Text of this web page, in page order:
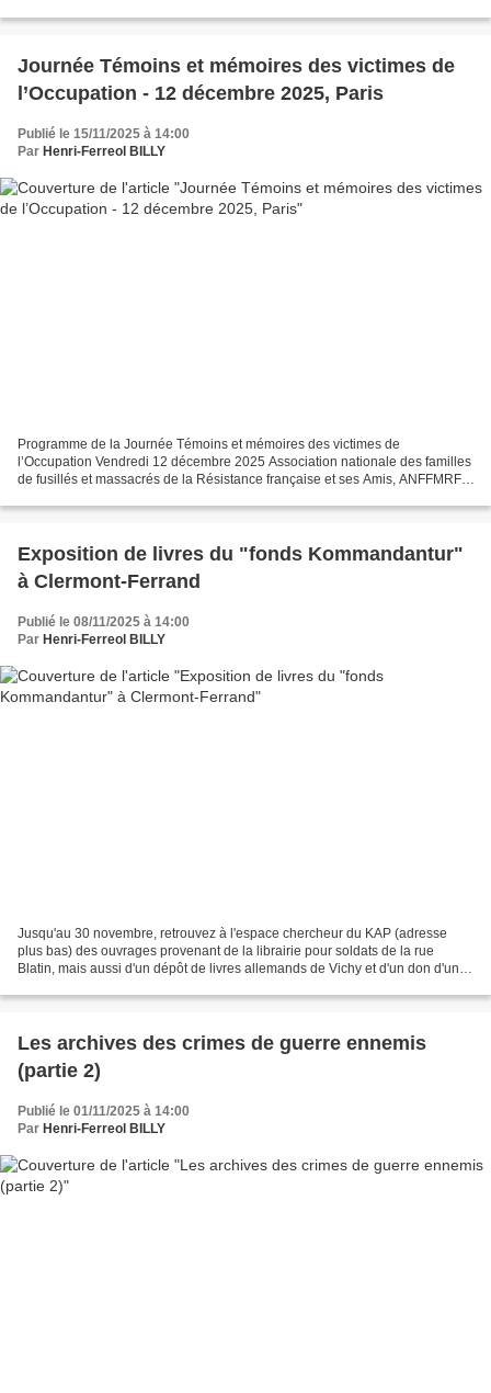
Journée Témoins et mémoires des victimes de
l’Occupation - 12 décembre 2025, Paris
Publié le 15/11/2025 à 14:00
Par Henri-Ferreol BILLY
Programme de la Journée Témoins et mémoires des victimes de
l’Occupation Vendredi 12 décembre 2025 Association nationale des familles
de fusillés et massacrés de la Résistance française et ses Amis, ANFFMRFA,
Exposition de livres du "fonds Kommandantur"
à Clermont-Ferrand
Publié le 08/11/2025 à 14:00
Par Henri-Ferreol BILLY
Jusqu'au 30 novembre, retrouvez à l'espace chercheur du KAP (adresse
plus bas) des ouvrages provenant de la librairie pour soldats de la rue
Blatin, mais aussi d'un dépôt de livres allemands de Vichy et d'un don d'un
Les archives des crimes de guerre ennemis
(partie 2)
Publié le 01/11/2025 à 14:00
Par Henri-Ferreol BILLY